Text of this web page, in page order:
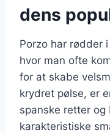
dens
Porzo har rødder
hvor man ofte
for at skabe
krydret pølse, er
spanske retter og
karakteristiske